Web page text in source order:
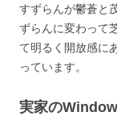
すずらんが鬱蒼と
ずらんに変わって
て明るく開放感に
っています。
実家の